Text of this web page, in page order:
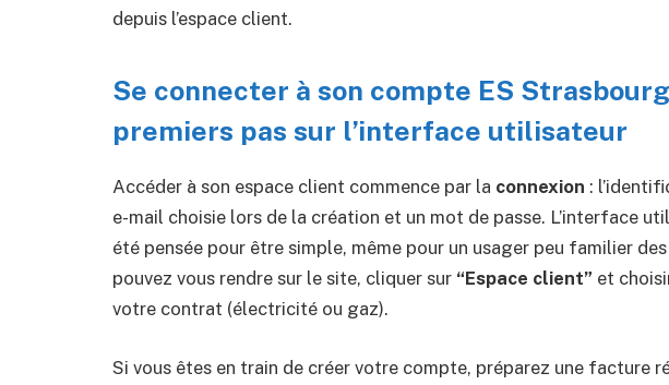
depuis l’espace client.
Se connecter à son compte ES
premiers pas sur l’interface utilisateur
Accéder à son espace client commence par la connexion :
e-mail choisie lors de la création et un mot de passe. L’interface
été pensée pour être simple, même pour un usager peu familier
pouvez vous rendre sur le site, cliquer sur “Espace client” et
votre contrat (électricité ou gaz).
Si vous êtes en train de créer votre compte, préparez une facture